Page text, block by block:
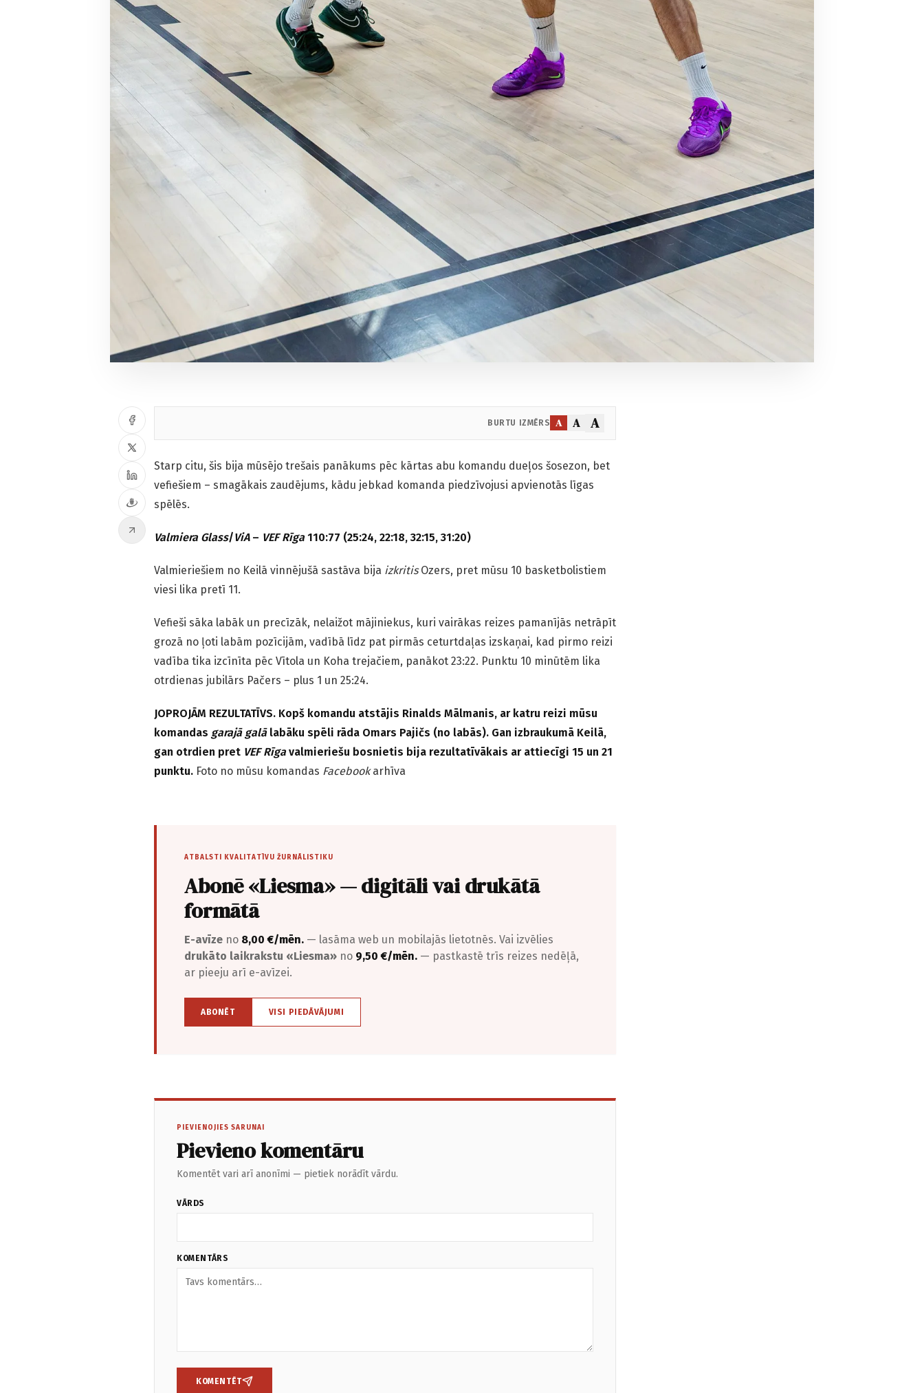
BURTU IZMĒRS A A A
Starp citu, šis bija mūsējo trešais panākums pēc kārtas abu komandu dueļos šosezon, bet
vefiešiem – smagākais zaudējums, kādu jebkad komanda piedzīvojusi apvienotās līgas
spēlēs.
Valmiera Glass/ViA– VEF Rīga110:77 (25:24, 22:18, 32:15, 31:20)
Valmieriešiem no Keilā vinnējušā sastāva bija izkritisOzers, pret mūsu 10 basketbolistiem
viesi lika pretī 11.
Vefieši sāka labāk un precīzāk, nelaižot mājiniekus, kuri vairākas reizes pamanījās netrāpīt
grozā no ļoti labām pozīcijām, vadībā līdz pat pirmās ceturtdaļas izskaņai, kad pirmo reizi
vadība tika izcīnīta pēc Vītola un Koha trejačiem, panākot 23:22. Punktu 10 minūtēm lika
otrdienas jubilārs Pačers – plus 1 un 25:24.
JOPROJĀM REZULTATĪVS. Kopš komandu atstājis Rinalds Mālmanis, ar katru reizi mūsu
komandas garajā galālabāku spēli rāda Omars Pajičs (no labās). Gan izbraukumā Keilā,
gan otrdien pret VEF Rīgavalmieriešu bosnietis bija rezultatīvākais ar attiecīgi 15 un 21
punktu. Foto no mūsu komandas Facebookarhīva
ATBALSTI KVALITATĪVU ŽURNĀLISTIKU
Abonē «Liesma» — digitāli vai drukātā
formātā
E-avīze no 8,00 €/mēn. — lasāma web un mobilajās lietotnēs. Vai izvēlies
drukāto laikrakstu «Liesma» no 9,50 €/mēn. — pastkastē trīs reizes nedēļā,
ar pieeju arī e-avīzei.
ABONĒT VISI PIEDĀVĀJUMI
PIEVIENOJIES SARUNAI
Pievieno komentāru
Komentēt vari arī anonīmi — pietiek norādīt vārdu.
VĀRDS
KOMENTĀRS
KOMENTĒT